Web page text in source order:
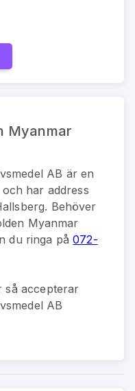
Myanmar
AB ären
och har address
. Behöver
Myanmar
du ringa på072-
så accepterar
AB